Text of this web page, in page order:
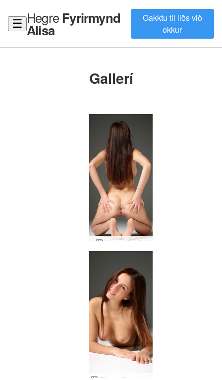
☰ Hegre Fyrirmynd
Alisa
Gakktu til liðs við
okkur
Gallerí
Alisa erótísk list